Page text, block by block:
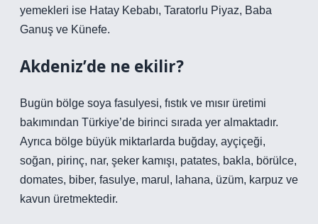
yemekleri ise Hatay Kebabı, Taratorlu Piyaz, Baba
Ganuş ve Künefe.
Akdeniz’de ne ekilir?
Bugün bölge soya fasulyesi, fıstık ve mısır üretimi
bakımından Türkiye’de birinci sırada yer almaktadır.
Ayrıca bölge büyük miktarlarda buğday, ayçiçeği,
soğan, pirinç, nar, şeker kamışı, patates, bakla, börülce,
domates, biber, fasulye, marul, lahana, üzüm, karpuz ve
kavun üretmektedir.